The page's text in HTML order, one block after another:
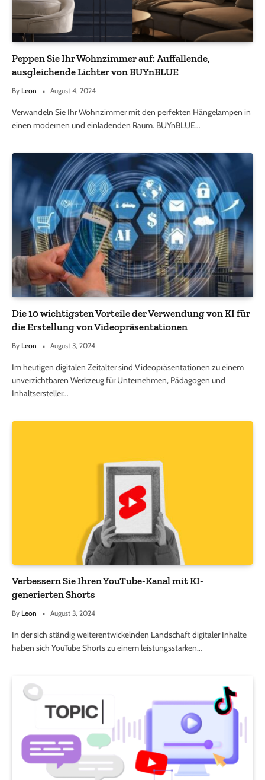
Peppen Sie Ihr Wohnzimmer auf: Auffallende,
ausgleichende Lichter von BUYnBLUE
By Leon August 4, 2024
Verwandeln Sie Ihr Wohnzimmer mit den perfekten Hängelampen in
einen modernen und einladenden Raum. BUYnBLUE…
Die 10 wichtigsten Vorteile der Verwendung von KI für
die Erstellung von Videopräsentationen
By Leon August 3, 2024
Im heutigen digitalen Zeitalter sind Videopräsentationen zu einem
unverzichtbaren Werkzeug für Unternehmen, Pädagogen und
Inhaltsersteller…
Verbessern Sie Ihren YouTube-Kanal mit KI-
generierten Shorts
By Leon August 3, 2024
In der sich ständig weiterentwickelnden Landschaft digitaler Inhalte
haben sich YouTube Shorts zu einem leistungsstarken…